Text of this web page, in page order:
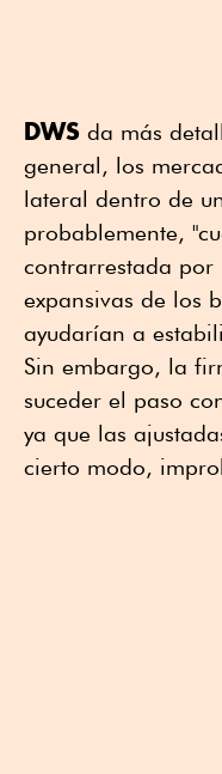
DWS da más
general, los
lateral dentro de
probablemente,
contrarrestada por
expansivas de los
ayudarían a
Sin embargo, la
suceder el paso
ya que las
cierto modo,